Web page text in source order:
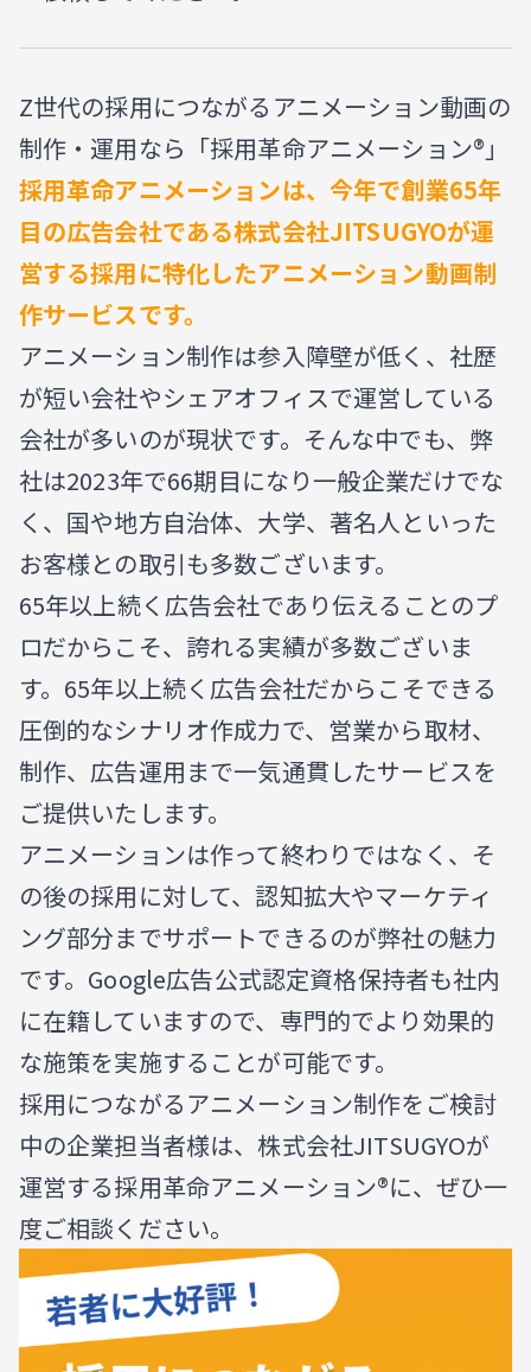
Z世代の採用につながるアニメーション動画の
制作・運用なら「採用革命アニメーション®」
採用革命アニメーションは、今年で創業65年
目の広告会社である株式会社JITSUGYOが運
営する採用に特化したアニメーション動画制
作サービスです。
アニメーション制作は参入障壁が低く、社歴
が短い会社やシェアオフィスで運営している
会社が多いのが現状です。そんな中でも、弊
社は2023年で66期目になり一般企業だけでな
く、国や地方自治体、大学、著名人といった
お客様との取引も多数ございます。
65年以上続く広告会社であり伝えることのプ
ロだからこそ、誇れる実績が多数ございま
す。65年以上続く広告会社だからこそできる
圧倒的なシナリオ作成力で、営業から取材、
制作、広告運用まで一気通貫したサービスを
ご提供いたします。
アニメーションは作って終わりではなく、そ
の後の採用に対して、認知拡大やマーケティ
ング部分までサポートできるのが弊社の魅力
です。Google広告公式認定資格保持者も社内
に在籍していますので、専門的でより効果的
な施策を実施することが可能です。
採用につながるアニメーション制作をご検討
中の企業担当者様は、株式会社JITSUGYOが
運営する採用革命アニメーション®に、ぜひ一
度ご相談ください。